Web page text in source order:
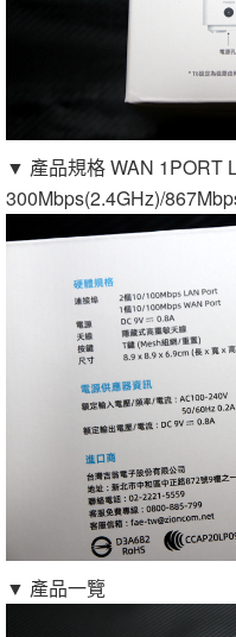
▼ 產品規格 WAN 1PORT
300Mbps(2.4GHz)/
▼ 產品一覽